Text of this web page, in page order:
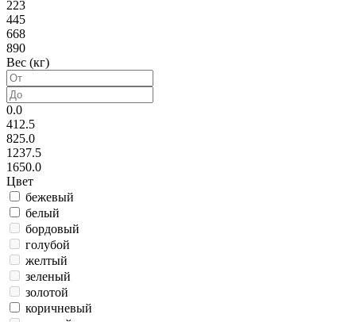
223
445
668
890
Вес (кг)
0.0
412.5
825.0
1237.5
1650.0
Цвет
бежевый
белый
бордовый
голубой
желтый
зеленый
золотой
коричневый